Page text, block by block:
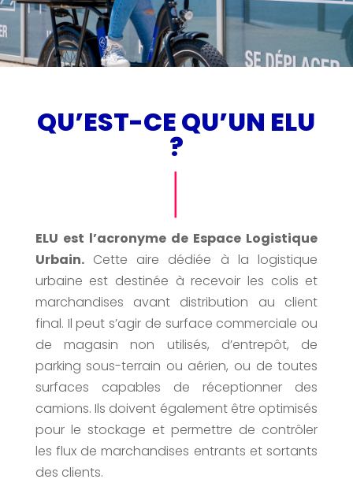
QU’EST-CE QU’UN ELU
?
ELU est l’acronyme de Espace Logistique
Urbain.Cette aire dédiée à la logistique
urbaine est destinée à recevoir les colis et
marchandises avant distribution au client
final. Il peut s’agir de surface commerciale ou
de magasin non utilisés, d’entrepôt, de
parking sous-terrain ou aérien, ou de toutes
surfaces capables de réceptionner des
camions. Ils doivent également être optimisés
pour le stockage et permettre de contrôler
les flux de marchandises entrants et sortants
des clients.